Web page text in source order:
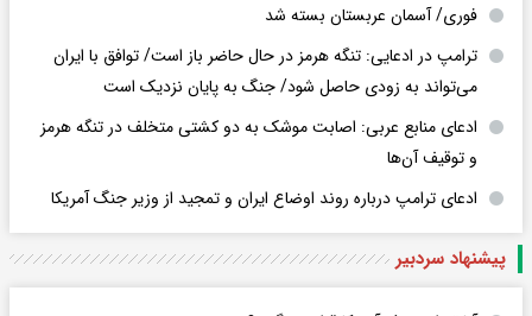
فوری/ آسمان عربستان بسته شد
ترامپ در ادعایی: تنگه هرمز در حال حاضر باز است/ توافق با ایران
می‌تواند به‌ زودی حاصل شود/ جنگ به پایان نزدیک است
ادعای منابع عربی: اصابت موشک به دو کشتی متخلف در تنگه هرمز
و توقیف آن‌ها
ادعای ترامپ درباره روند اوضاع ایران و تمجید از وزیر جنگ آمریکا
پیشنهاد سردبیر